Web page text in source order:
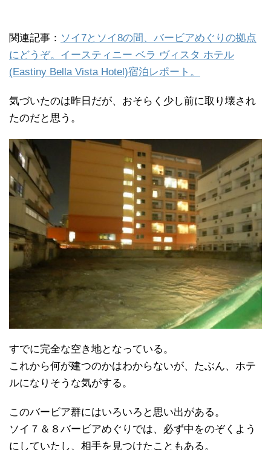
関連記事： ソイ7とソイ8の間、バービアめぐりの拠点
にどうぞ。イースティニー ベラ ヴィスタ ホテル
(Eastiny Bella Vista Hotel)宿泊レポート。
気づいたのは昨日だが、おそらく少し前に取り壊され
たのだと思う。
すでに完全な空き地となっている。
これから何が建つのかはわからないが、たぶん、ホテ
ルになりそうな気がする。
このバービア群にはいろいろと思い出がある。
ソイ７＆８バービアめぐりでは、必ず中をのぞくよう
にしていたし、相手を見つけたこともある。